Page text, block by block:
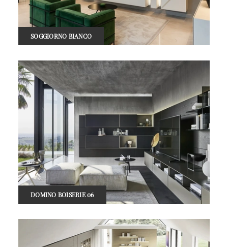
SOGGIORNO BIANCO
DOMINO BOISERIE 06